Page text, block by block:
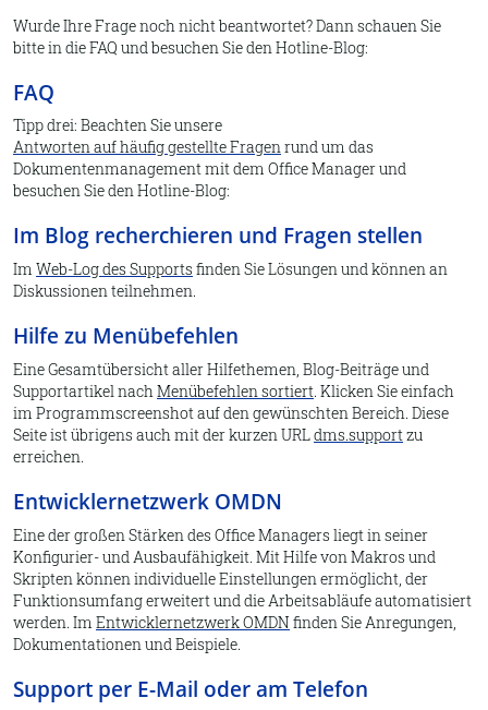
Wurde Ihre Frage noch nicht beantwortet? Dann schauen Sie
bitte in die FAQ und besuchen Sie den Hotline-Blog:
FAQ
Tipp drei: Beachten Sie unsere
Antworten auf häufig gestellte Fragenrund um das
Dokumentenmanagement mit dem Office Manager und
besuchen Sie den Hotline-Blog:
Im Blog recherchieren und Fragen stellen
Im Web-Log des Supports finden Sie Lösungen und können an
Diskussionen teilnehmen.
Hilfe zu Menübefehlen
Eine Gesamtübersicht aller Hilfethemen, Blog-Beiträge und
Supportartikel nachMenübefehlen sortiert. Klicken Sie einfach
im Programmscreenshot auf den gewünschten Bereich. Diese
Seite ist übrigens auch mit der kurzen URLdms.supportzu
erreichen.
Entwicklernetzwerk OMDN
Eine der großen Stärken des Office Managers liegt in seiner
Konfigurier- und Ausbaufähigkeit. Mit Hilfe von Makros und
Skripten können individuelle Einstellungen ermöglicht, der
Funktionsumfang erweitert und die Arbeitsabläufe automatisiert
werden. Im Entwicklernetzwerk OMDN finden Sie Anregungen,
Dokumentationen und Beispiele.
Support per E-Mail oder am Telefon